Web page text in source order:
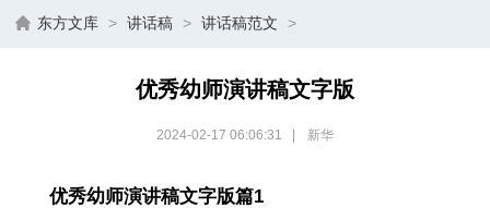
东方文库 > 讲话稿 > 讲话稿范文 >
优秀幼师演讲稿文字版
2024-02-17 06:06:31 新华
优秀幼师演讲稿文字版篇1